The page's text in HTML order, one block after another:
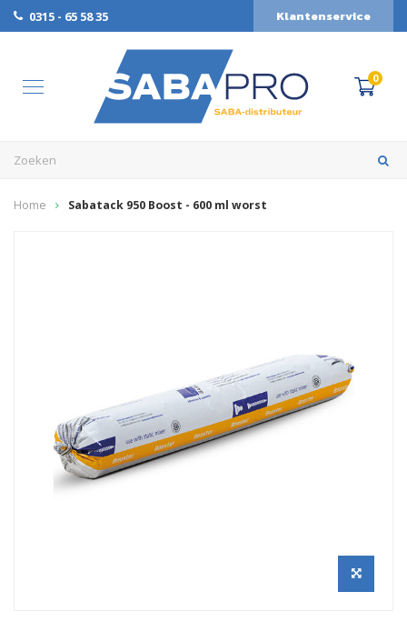
0315 - 65 58 35 Klantenservice
0
Home Sabatack 950 Boost - 600 ml worst